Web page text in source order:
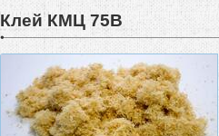
Клей КМЦ 75B